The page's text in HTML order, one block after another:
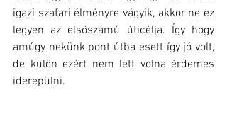
igazi szafari élményre vágyik, akkor ne ez
legyen az elsőszámú úticélja. Így hogy
amúgy nekünk pont útba esett így jó volt,
de külön ezért nem lett volna érdemes
iderepülni.